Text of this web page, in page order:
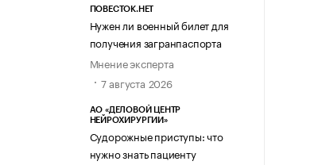
ПОВЕСТОК.НЕТ
Нужен ли военный билет для
получения загранпаспорта
Мнение эксперта
7 августа 2026
АО «ДЕЛОВОЙ ЦЕНТР
НЕЙРОХИРУРГИИ»
Судорожные приступы: что
нужно знать пациенту